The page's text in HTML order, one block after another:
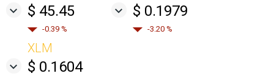
$ 45.45
-0.39 %
$ 0.1979
-3.20 %
XLM
$ 0.1604